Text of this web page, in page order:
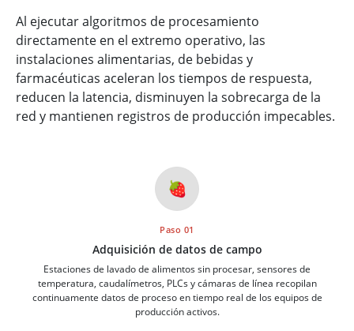
Al ejecutar algoritmos de procesamiento
directamente en el extremo operativo, las
instalaciones alimentarias, de bebidas y
farmacéuticas aceleran los tiempos de respuesta,
reducen la latencia, disminuyen la sobrecarga de la
red y mantienen registros de producción impecables.
🍓
Paso 01
Adquisición de datos de campo
Estaciones de lavado de alimentos sin procesar, sensores de
temperatura, caudalímetros, PLCs y cámaras de línea recopilan
continuamente datos de proceso en tiempo real de los equipos de
producción activos.